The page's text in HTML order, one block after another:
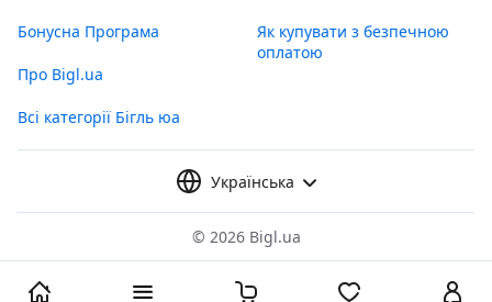
Бонусна Програма
Про Bigl.ua
Всі категорії Бігль юа
Як купувати з безпечною
оплатою
Українська
© 2026 Bigl.ua